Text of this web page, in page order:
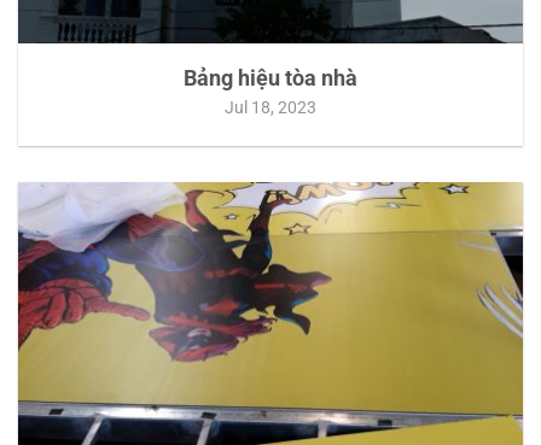
Bảng hiệu tòa nhà
Jul 18, 2023